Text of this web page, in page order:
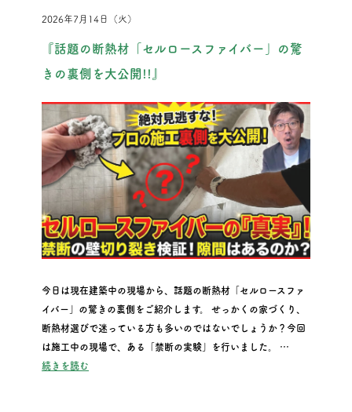
2026年7月14日（火）
『話題の断熱材「セルロースファイバー」の驚
きの裏側を大公開!!』
今日は現在建築中の現場から、話題の断熱材「セルロースファ
イバー」の驚きの裏側をご紹介します。 せっかくの家づくり、
断熱材選びで迷っている方も多いのではないでしょうか？今回
は施工中の現場で、ある「禁断の実験」を行いました。 …
続きを読む“『話題の断熱材「セルロースファイバー」の驚きの裏側を大